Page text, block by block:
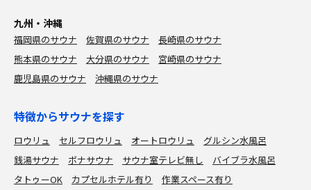
九州・沖縄
福岡県のサウナ 佐賀県のサウナ
長崎県のサウナ
熊本県のサウナ
大分県のサウナ
宮崎県のサウナ
鹿児島県のサウナ
沖縄県のサウナ
特徴からサウナを探す
ロウリュ セルフロウリュ オートロウリュ
グルシン水風呂
銭湯サウナ
ボナサウナ サウナ室テレビ無し
バイブラ水風呂
タトゥーOK
カプセルホテル有り
作業スペース有り